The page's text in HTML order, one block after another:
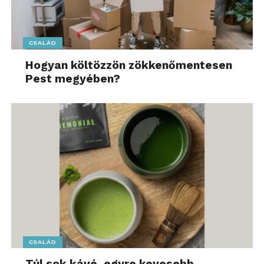
téves – megítélése összefügg azzal, honnan
tájékozódunk, hiszen a felmérés eredményei alapján
csak kis szerep jut a hozzáértőknek. Pénzügyi
döntésekben a megkérdezettek harmada ugyanis
alapvetően a családja véleményére támaszkodik.
Független tanácsadókra, megbízható internetes
válaszadók csupán negyede-negyede hallgat, míg
minden ötödik megkérdezett az ismerősöktől,
barátoktól, gazdasági sajtóból származó
információkra alapoz. Körülbelül ugyanakkora azok
tábora, akik senkitől nem kérnek véleményt, mint
azoké, akik a mesterséges intelligenciát is segítségül
hívják – a megkérdezettek bő tizede-tizede tartozik
ide. Hirdetésekre, médiaszemélyiségekre,
influenszerekre mindössze 2-3 százalék hallgat.
CSALÁD
Hogyan költözzön zökkenőmentesen
Pest megyében?
CSALÁD